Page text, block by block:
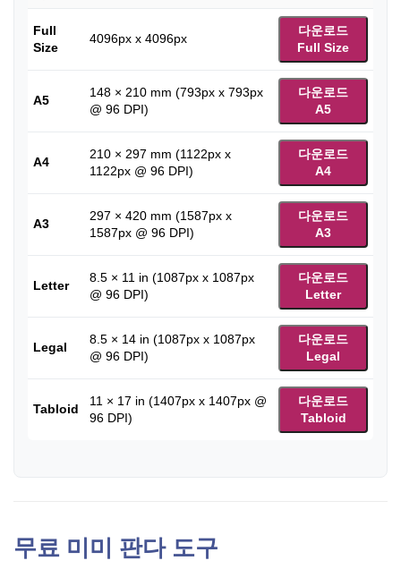
Full
Size
4096px x 4096px
다운로드
Full Size
A5
148 × 210 mm (793px x 793px
@ 96 DPI)
다운로드
A5
A4
210 × 297 mm (1122px x
1122px @ 96 DPI)
다운로드
A4
A3
297 × 420 mm (1587px x
1587px @ 96 DPI)
다운로드
A3
Letter
8.5 × 11 in (1087px x 1087px
@ 96 DPI)
다운로드
Letter
Legal
8.5 × 14 in (1087px x 1087px
@ 96 DPI)
다운로드
Legal
Tabloid
11 × 17 in (1407px x 1407px @
96 DPI)
다운로드
Tabloid
무료 미미 판다 도구